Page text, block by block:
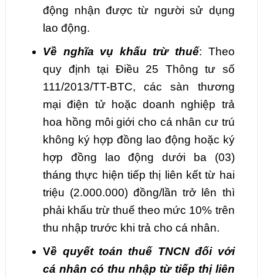
động nhận được từ người sử dụng
lao động.
Về nghĩa vụ khấu trừ thuế: Theo
quy định tại Điều 25 Thông tư số
111/2013/TT-BTC, các sàn thương
mại điện tử hoặc doanh nghiệp trả
hoa hồng môi giới cho cá nhân cư trú
không ký hợp đồng lao động hoặc ký
hợp đồng lao động dưới ba (03)
tháng thực hiện tiếp thị liên kết từ hai
triệu (2.000.000) đồng/lần trở lên thì
phải khấu trừ thuế theo mức 10% trên
thu nhập trước khi trả cho cá nhân.
Về quyết toán thuế TNCN đối với
cá nhân có thu nhập từ tiếp thị liên